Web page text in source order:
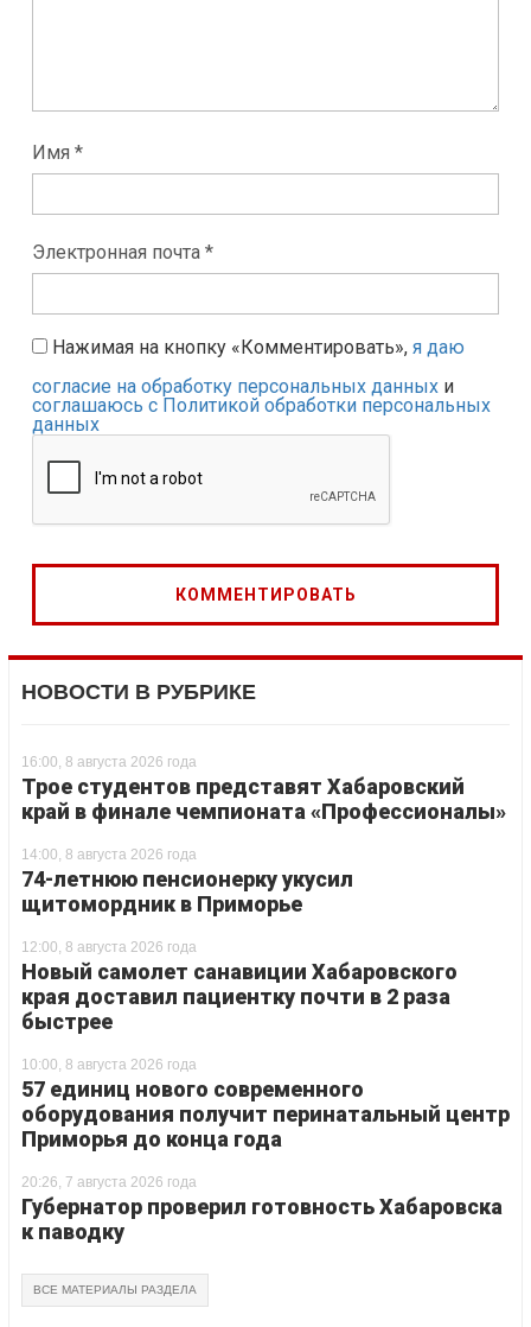
Имя *
Электронная почта *
Нажимая на кнопку «Комментировать», я даю
согласие на обработку персональных данных и
соглашаюсь с Политикой обработки персональных
данных
НОВОСТИ В РУБРИКЕ
16:00, 8 августа 2026 года
Трое студентов представят Хабаровский
край в финале чемпионата «Профессионалы»
14:00, 8 августа 2026 года
74-летнюю пенсионерку укусил
щитомордник в Приморье
12:00, 8 августа 2026 года
Новый самолет санавиции Хабаровского
края доставил пациентку почти в 2 раза
быстрее
10:00, 8 августа 2026 года
57 единиц нового современного
оборудования получит перинатальный центр
Приморья до конца года
20:26, 7 августа 2026 года
Губернатор проверил готовность Хабаровска
к паводку
ВСЕ МАТЕРИАЛЫ РАЗДЕЛА